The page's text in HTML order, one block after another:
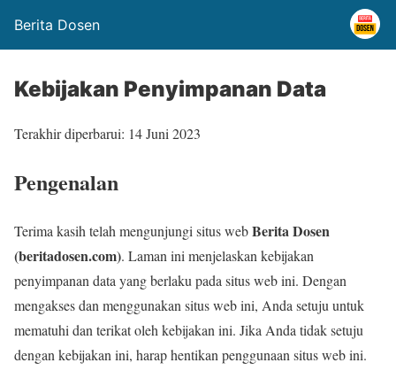
Berita Dosen
Kebijakan Penyimpanan Data
Terakhir diperbarui: 14 Juni 2023
Pengenalan
Terima kasih telah mengunjungi situs webBerita Dosen
(beritadosen.com). Laman ini menjelaskan kebijakan
penyimpanan data yang berlaku pada situs web ini. Dengan
mengakses dan menggunakan situs web ini, Anda setuju untuk
mematuhi dan terikat oleh kebijakan ini. Jika Anda tidak setuju
dengan kebijakan ini, harap hentikan penggunaan situs web ini.